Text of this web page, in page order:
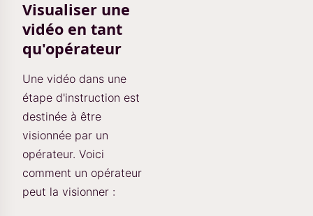
Visualiser une
vidéo en tant
qu'opérateur
Une vidéo dans une
étape d'instruction est
destinée à être
visionnée par un
opérateur. Voici
comment un opérateur
peut la visionner :